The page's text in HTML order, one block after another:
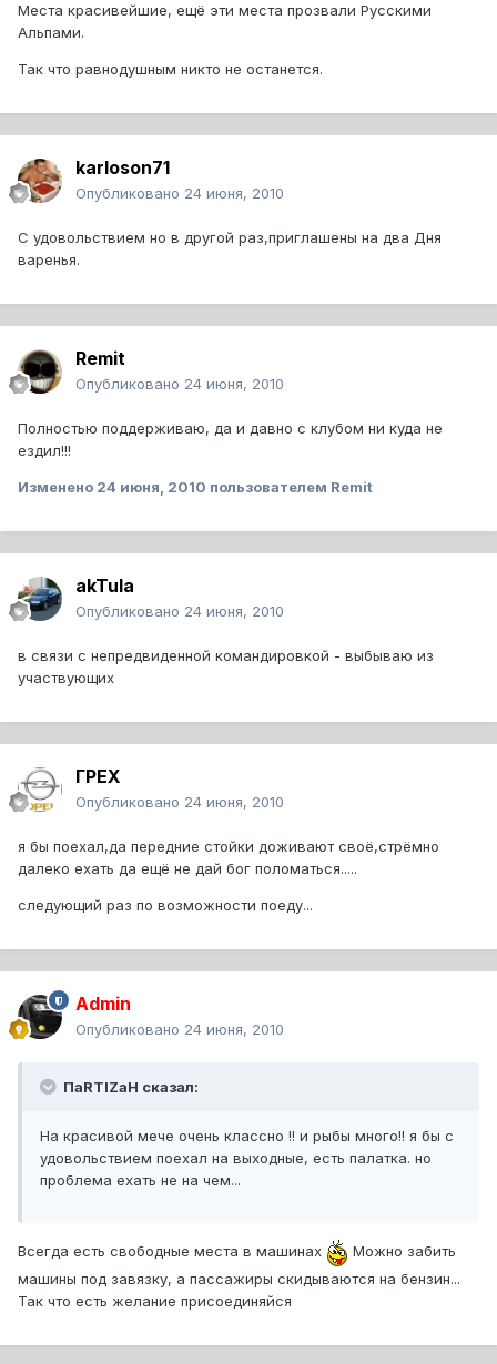
Места красивейшие, ещё эти места прозвали Русскими
Альпами.
Так что равнодушным никто не останется.
karloson71
Опубликовано 24 июня, 2010
С удовольствием но в другой раз,приглашены на два Дня
варенья.
Remit
Опубликовано 24 июня, 2010
Полностью поддерживаю, да и давно с клубом ни куда не
ездил!!!
Изменено 24 июня, 2010 пользователем Remit
akTula
Опубликовано 24 июня, 2010
в связи с непредвиденной командировкой - выбываю из
участвующих
ГРЕХ
Опубликовано 24 июня, 2010
я бы поехал,да передние стойки доживают своё,стрёмно
далеко ехать да ещё не дай бог поломаться.....
следующий раз по возможности поеду...
Admin
Опубликовано 24 июня, 2010
ПаRTIZаН сказал:
На красивой мече очень классно !! и рыбы много!! я бы с
удовольствием поехал на выходные, есть палатка. но
проблема ехать не на чем...
Всегда есть свободные места в машинах
Можно забить
машины под завязку, а пассажиры скидываются на бензин...
Так что есть желание присоединяйся